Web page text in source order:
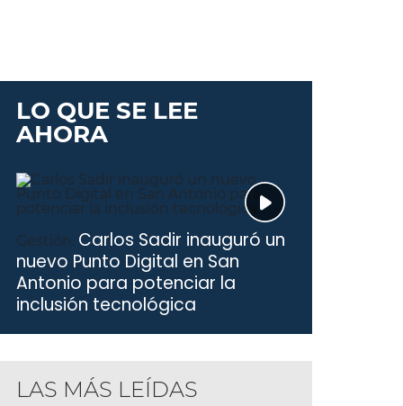
LO QUE SE LEE
AHORA
Gestión. Carlos Sadir inauguró un
nuevo Punto Digital en San
Antonio para potenciar la
inclusión tecnológica
LAS MÁS LEÍDAS